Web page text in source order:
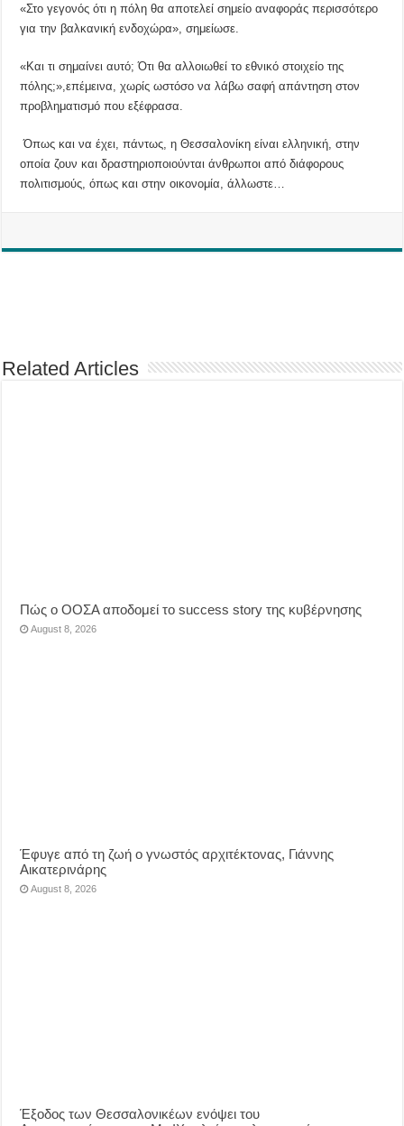
«Στο γεγονός ότι η πόλη θα αποτελεί σημείο αναφοράς περισσότερο
για την βαλκανική ενδοχώρα», σημείωσε.
«Και τι σημαίνει αυτό; Ότι θα αλλοιωθεί το εθνικό στοιχείο της
πόλης;»,επέμεινα, χωρίς ωστόσο να λάβω σαφή απάντηση στον
προβληματισμό που εξέφρασα.
Όπως και να έχει, πάντως, η Θεσσαλονίκη είναι ελληνική, στην
οποία ζουν και δραστηριοποιούνται άνθρωποι από διάφορους
πολιτισμούς, όπως και στην οικονομία, άλλωστε…
Related Articles
Πώς ο ΟΟΣΑ αποδομεί το success story της κυβέρνησης
August 8, 2026
Έφυγε από τη ζωή ο γνωστός αρχιτέκτονας, Γιάννης
Αικατερινάρης
August 8, 2026
Έξοδος των Θεσσαλονικέων ενόψει του